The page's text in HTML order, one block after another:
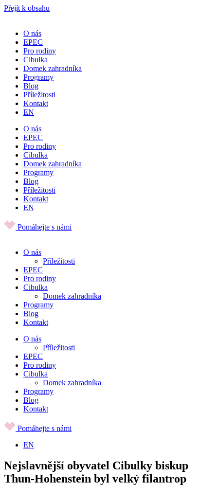
Přejít k obsahu
O nás
EPEC
Pro rodiny
Cibulka
Domek zahradníka
Programy
Blog
Příležitosti
Kontakt
EN
O nás
EPEC
Pro rodiny
Cibulka
Domek zahradníka
Programy
Blog
Příležitosti
Kontakt
EN
Pomáhejte s námi
O nás
Příležitosti
EPEC
Pro rodiny
Cibulka
Domek zahradníka
Programy
Blog
Kontakt
O nás
Příležitosti
EPEC
Pro rodiny
Cibulka
Domek zahradníka
Programy
Blog
Kontakt
Pomáhejte s námi
EN
Nejslavnější obyvatel Cibulky biskup
Thun-Hohenstein byl velký filantrop